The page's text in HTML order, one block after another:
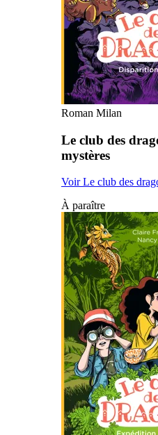
Roman Milan
Le club des
mystères
Voir Le club des
À paraître